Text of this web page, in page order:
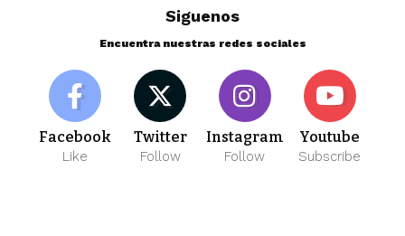
Siguenos
Encuentra nuestras redes sociales
Facebook
Like
Twitter
Follow
Instagram
Follow
Youtube
Subscribe